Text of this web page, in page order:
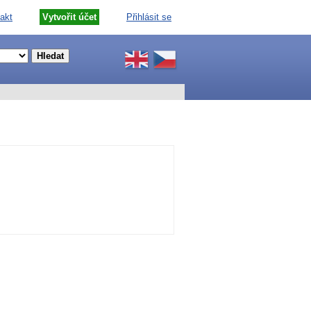
Vytvořit účet Přihlásit se